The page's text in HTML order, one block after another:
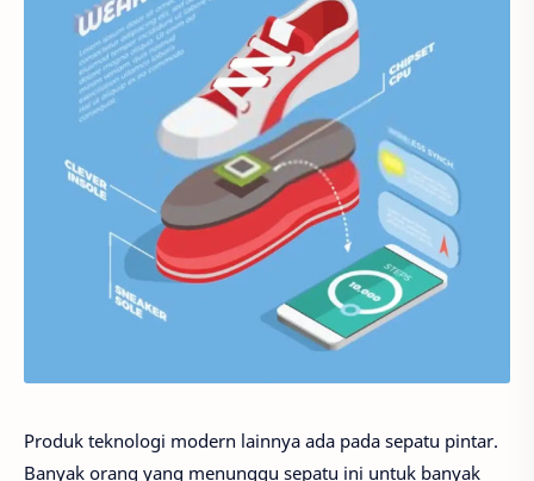
Produk teknologi modern lainnya ada pada sepatu pintar.
Banyak orang yang menunggu sepatu ini untuk banyak